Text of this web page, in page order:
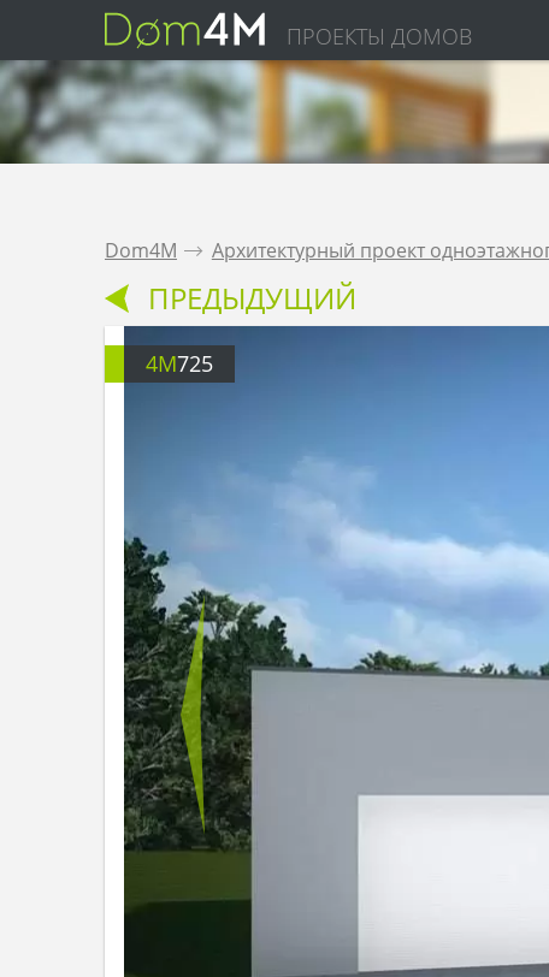
ПРОЕКТЫ ДОМОВ
Dom4M . Архитектурный проект
ПРЕДЫДУЩИЙ
4M725